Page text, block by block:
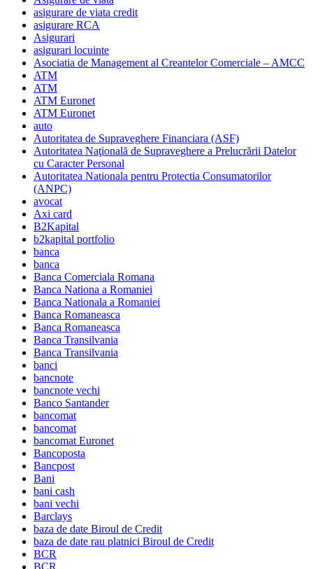
asigurare de viata credit
asigurare RCA
Asigurari
asigurari locuinte
Asociatia de Management al Creantelor Comerciale – AMCC
ATM
ATM
ATM Euronet
ATM Euronet
auto
Autoritatea de Supraveghere Financiara (ASF)
Autoritatea Naţională de Supraveghere a Prelucrării Datelor
cu Caracter Personal
Autoritatea Nationala pentru Protectia Consumatorilor
(ANPC)
avocat
Axi card
B2Kapital
b2kapital portfolio
banca
banca
Banca Comerciala Romana
Banca Nationa a Romaniei
Banca Nationala a Romaniei
Banca Romaneasca
Banca Romaneasca
Banca Transilvania
Banca Transilvania
banci
bancnote
bancnote vechi
Banco Santander
bancomat
bancomat
bancomat Euronet
Bancoposta
Bancpost
Bani
bani cash
bani vechi
Barclays
baza de date Biroul de Credit
baza de date rau platnici Biroul de Credit
BCR
BCR